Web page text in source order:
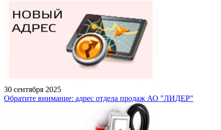
30 сентября 2025
Обратите внимание: адрес отдела продаж АО "ЛИДЕР"